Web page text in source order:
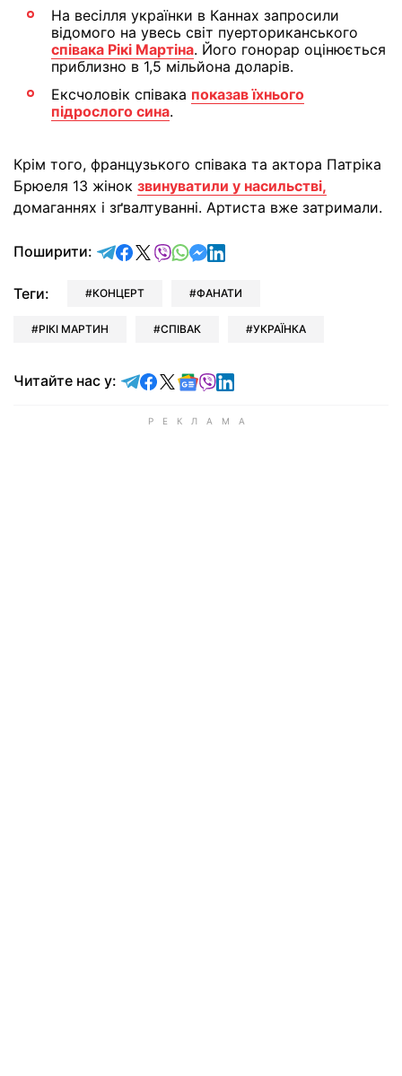
На весілля українки в Каннах запросили
відомого на увесь світ пуерториканського
співака Рікі Мартіна. Його гонорар оцінюється
приблизно в 1,5 мільйона доларів.
Ексчоловік співака показав їхнього
підрослого сина.
Крім того, французького співака та актора Патріка
Брюеля 13 жінок звинуватили у насильстві,
домаганнях і зґвалтуванні. Артиста вже затримали.
Поширити: відправити у Telegram
поділитись у Facebook
поділитись у X
відправити у Viber
відправити у Whatsapp
відправити у Messenger
відправити у LinkedIn
Теги: КОНЦЕРТ ФАНАТИ
РІКІ МАРТИН СПІВАК УКРАЇНКА
Читайте нас у: Читайте у Telegram
Читайте у Facebook
Читайте у X
Читайте у Google news
Читайте у Viber
Читайте у LinkedIn